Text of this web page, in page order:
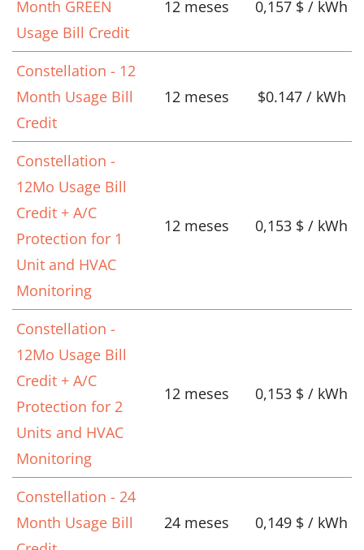
Month GREEN
Usage Bill Credit
12 meses 0,157 $ / kWh
Constellation - 12
Month Usage Bill
Credit
12 meses $0.147 / kWh
Constellation -
12Mo Usage Bill
Credit + A/C
Protection for 1
Unit and HVAC
Monitoring
12 meses 0,153 $ / kWh
Constellation -
12Mo Usage Bill
Credit + A/C
Protection for 2
Units and HVAC
Monitoring
12 meses 0,153 $ / kWh
Constellation - 24
Month Usage Bill
24 meses 0,149 $ / kWh